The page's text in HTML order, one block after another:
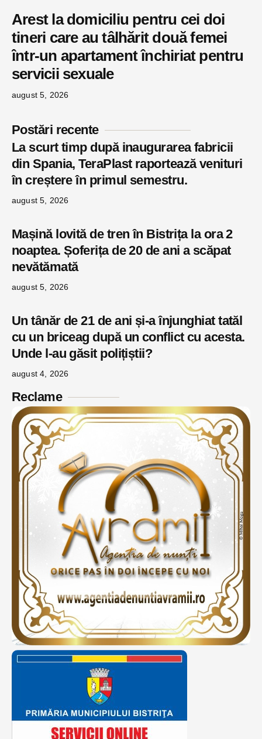
Arest la domiciliu pentru cei doi
tineri care au tâlhărit două femei
într-un apartament închiriat pentru
servicii sexuale
august 5, 2026
Postări recente
La scurt timp după inaugurarea fabricii
din Spania, TeraPlast raportează venituri
în creștere în primul semestru.
august 5, 2026
Mașină lovită de tren în Bistrița la ora 2
noaptea. Șoferița de 20 de ani a scăpat
nevătămată
august 5, 2026
Un tânăr de 21 de ani și-a înjunghiat tatăl
cu un briceag după un conflict cu acesta.
Unde l-au găsit polițiștii?
august 4, 2026
Reclame